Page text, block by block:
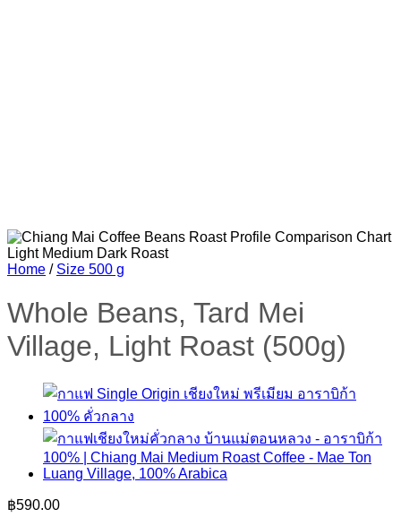
Home / Size 500 g
Whole Beans, Tard Mei
Village, Light Roast (500g)
฿590.00